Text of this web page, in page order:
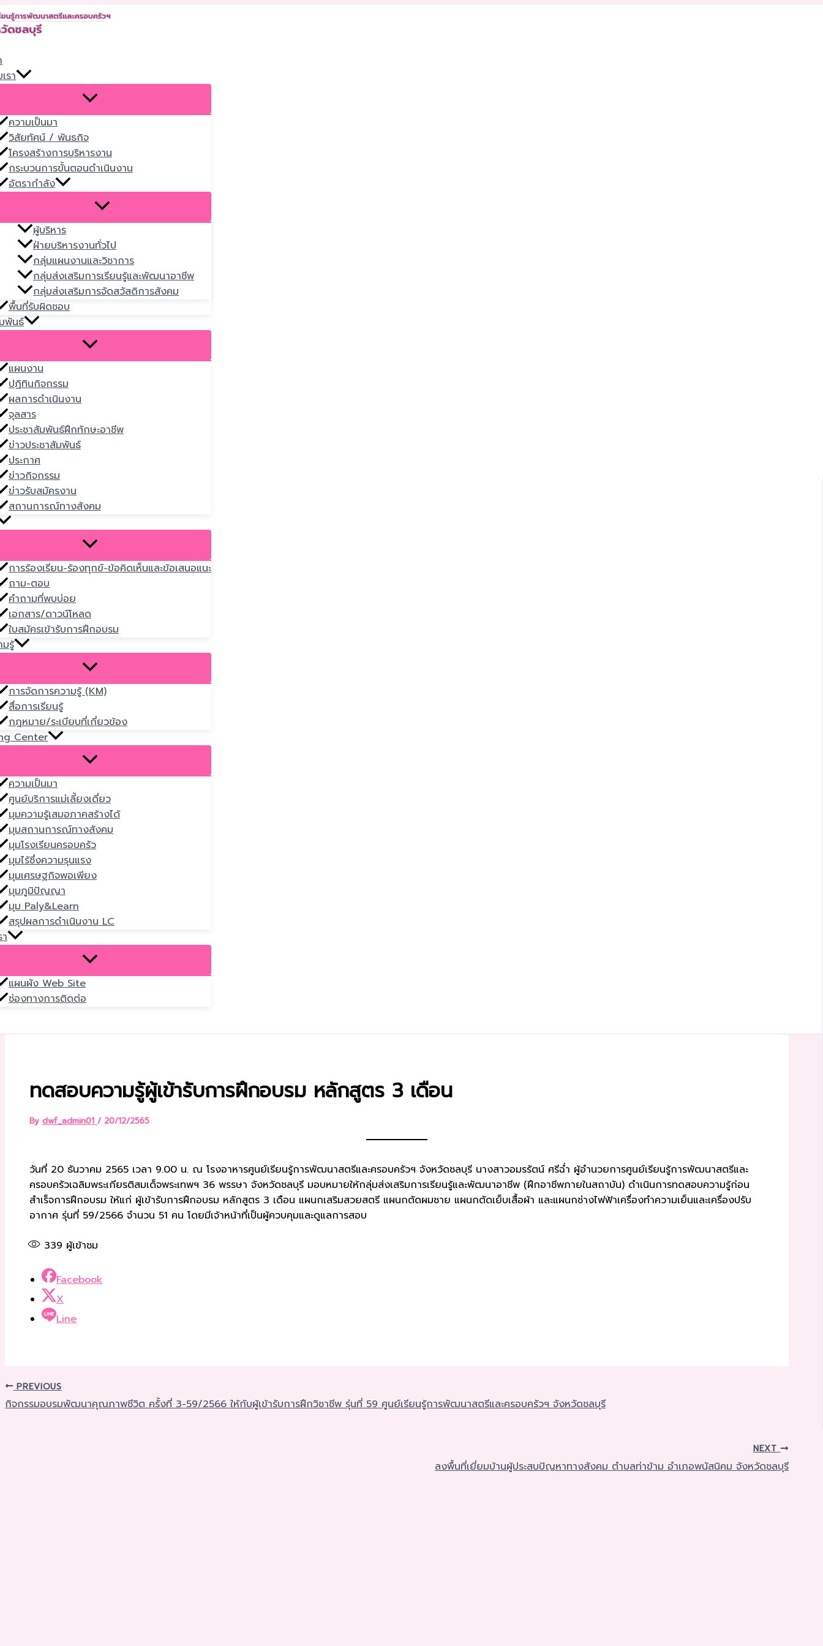
Skip
to
รา
ความเป็นมา
วิสัยทัศน์ / พันธกิจ
โครงสร้างการบริหารงาน
กระบวนการขั้นตอนดำเนินงาน
อัตรากำลัง
ผู้บริหาร
ฝ่ายบริหารงานทั่วไป
กลุ่มแผนงานและวิชาการ
กลุ่มส่งเสริมการเรียนรู้และพัฒนาอาชีพ
กลุ่มส่งเสริมการจัดสวัสดิการสังคม
พื้นที่รับผิดชอบ
พันธ์
แผนงาน
ปฏิทินกิจกรรม
ผลการดำเนินงาน
จุลสาร
ประชาสัมพันธ์ฝึกทักษะอาชีพ
ข่าวประชาสัมพันธ์
ประกาศ
ข่าวกิจกรรม
ข่าวรับสมัครงาน
สถานการณ์ทางสังคม
การร้องเรียน-ร้องทุกข์-ข้อคิดเห็นและข้อเสนอแนะ
ถาม-ตอบ
คำถามที่พบบ่อย
เอกสาร/ดาวน์โหลด
ใบสมัครเข้ารับการฝึกอบรม
รู้
การจัดการความรู้ (KM)
สื่อการเรียนรู้
กฎหมาย/ระเบียบที่เกี่ยวข้อง
Center
ความเป็นมา
ศูนย์บริการแม่เลี้ยงเดี่ยว
มุมความรู้เสมอภาคสร้างได้
มุมสถานการณ์ทางสังคม
มุมโรงเรียนครอบครัว
มุมไร้ซึ่งความรุนแรง
มุมเศรษฐกิจพอเพียง
มุมภูมิปัญญา
มุม Paly&Learn
สรุปผลการดำเนินงาน LC
แผนผัง Web Site
ช่องทางการติดต่อ
ทดสอบความรู้ผู้เข้ารับการฝึกอบรม หลักสูตร 3 เดือน
By dwf_admin01 / 20/12/2565
วันที่ 20 ธันวาคม 2565 เวลา 9.00 น. ณ โรงอาหารศูนย์เรียนรู้การพัฒนาสตรีและครอบครัวฯ จังหวัดชลบุรี นางสาวอมรรัตน์ ศรีฉ่ำ ผู้อำนวยการศูนย์เรียนรู้การพัฒนาสตรีและ
ครอบครัวเฉลิมพระเกียรติสมเด็จพระเทพฯ 36 พรรษา จังหวัดชลบุรี มอบหมายให้กลุ่มส่งเสริมการเรียนรู้และพัฒนาอาชีพ (ฝึกอาชีพภายในสถาบัน) ดำเนินการทดสอบความรู้ก่อน
สำเร็จการฝึกอบรม ให้แก่ ผู้เข้ารับการฝึกอบรม หลักสูตร 3 เดือน แผนกเสริมสวยสตรี แผนกตัดผมชาย แผนกตัดเย็บเสื้อผ้า และแผนกช่างไฟฟ้าเครื่องทำความเย็นและเครื่องปรับ
อากาศ รุ่นที่ 59/2566 จำนวน 51 คน โดยมีเจ้าหน้าที่เป็นผู้ควบคุมและดูแลการสอบ
339 ผู้เข้าชม
Facebook
X
Line
PREVIOUS
กิจกรรมอบรมพัฒนาคุณภาพชีวิต ครั้งที่ 3-59/2566 ให้กับผู้เข้ารับการฝึกวิชาชีพ รุ่นที่ 59 ศูนย์เรียนรู้การพัฒนาสตรีและครอบครัวฯ จังหวัดชลบุรี
NEXT
ลงพื้นที่เยี่ยมบ้านผู้ประสบปัญหาทางสังคม ตำบลท่าข้าม อำเภอพนัสนิคม จังหวัดชลบุรี